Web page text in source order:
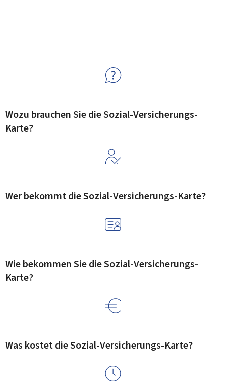
Wozu brauchen Sie die Sozial-Versicherungs-
Karte?
Wer bekommt die Sozial-Versicherungs-Karte?
Wie bekommen Sie die Sozial-Versicherungs-
Karte?
Was kostet die Sozial-Versicherungs-Karte?